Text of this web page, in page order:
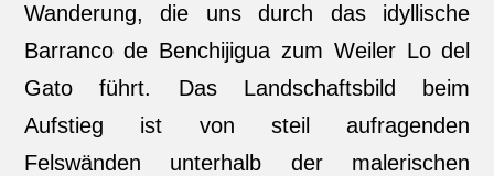
Wanderung, die uns durch das idyllische
Barranco de Benchijigua zum Weiler Lo del
Gato führt. Das Landschaftsbild beim
Aufstieg ist von steil aufragenden
Felswänden unterhalb der malerischen